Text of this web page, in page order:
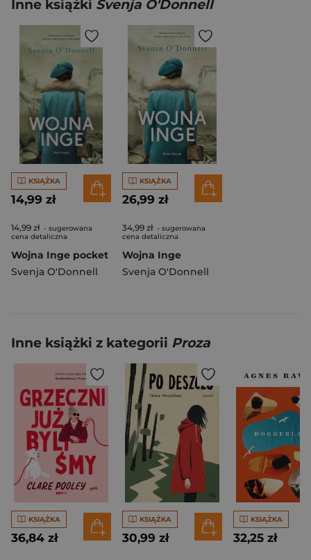
Inne książki Svenja O'Donnell
KSIĄŻKA
14,99 zł
14,99 zł - sugerowana
cena detaliczna
Wojna Inge pocket
Svenja O'Donnell
KSIĄŻKA
26,99 zł
34,99 zł - sugerowana
cena detaliczna
Wojna Inge
Svenja O'Donnell
Inne książki z kategorii Proza
KSIĄŻKA
36,84 zł
KSIĄŻKA
30,99 zł
KSIĄŻKA
32,25 zł